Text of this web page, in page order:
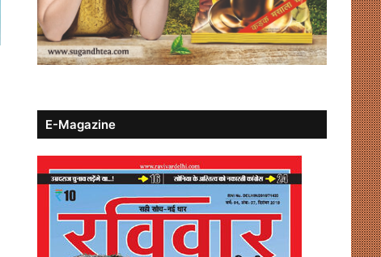
E-Magazine